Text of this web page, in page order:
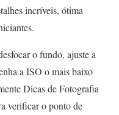
incríveis, ótima
o fundo, ajuste a
a ISO o mais baixo
Dicas de Fotografia
verificar o ponto de